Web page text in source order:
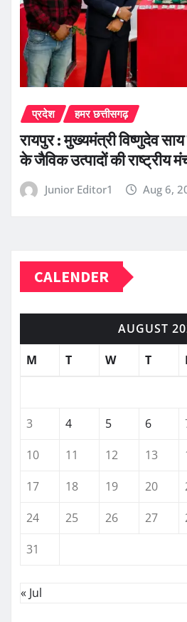
प्रदेश हमर छत्तीसगढ़
रायपुर : मुख्यमंत्री विष्णुदेव
के जैविक उत्पादों की राष्ट्रीय
Junior Editor1 Aug 6,
CALENDER
AUGUST
M
T W T
3
4 5 6
10
11 12 13
17
18 19 20
24
25 26 27
31
« Jul